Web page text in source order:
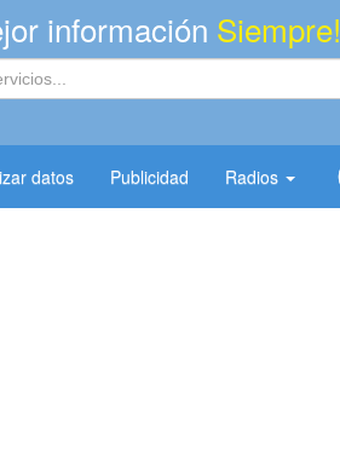
información Siempre!
datos Publicidad Radios